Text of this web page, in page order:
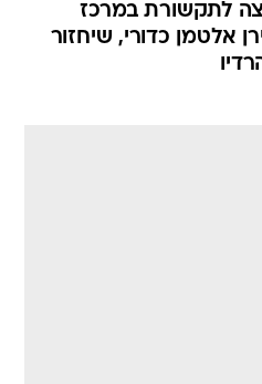
לתקשורת במרכז
אלטמן כדורי, שיחזור